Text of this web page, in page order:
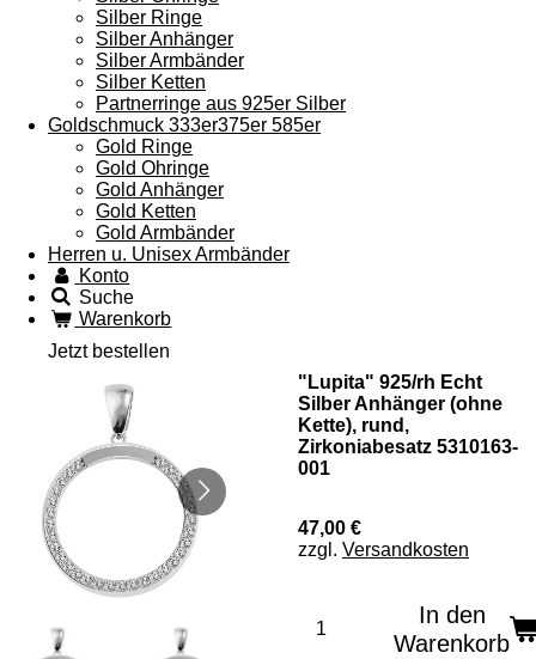
Silber Ringe
Silber Anhänger
Silber Armbänder
Silber Ketten
Partnerringe aus 925er Silber
Goldschmuck 333er375er 585er
Gold Ringe
Gold Ohringe
Gold Anhänger
Gold Ketten
Gold Armbänder
Herren u. Unisex Armbänder
Konto
Suche
Warenkorb
Jetzt bestellen
"Lupita" 925/rh Echt
Silber Anhänger (ohne
Kette), rund,
Zirkoniabesatz 5310163-
001
47,00 €
zzgl. Versandkosten
In den
Warenkorb